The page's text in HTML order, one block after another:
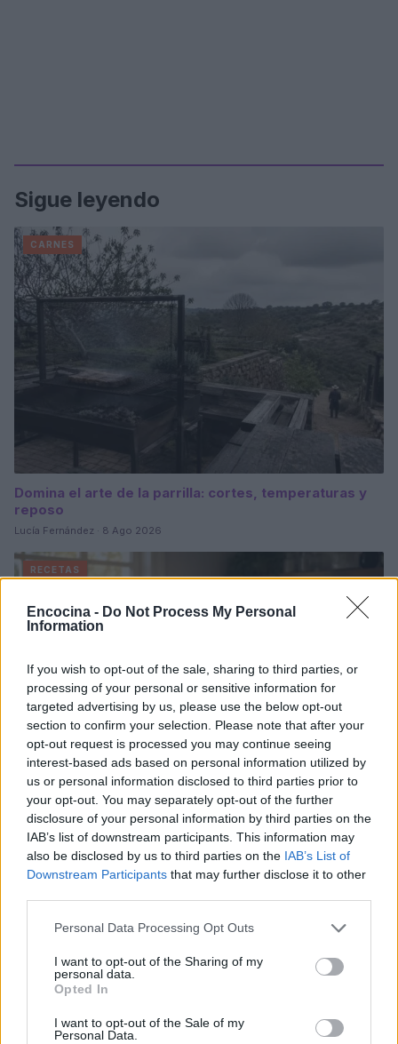
Encocina - Do Not Process My Personal
Information
If you wish to opt-out of the sale, sharing to third parties, or
processing of your personal or sensitive information for
targeted advertising by us, please use the below opt-out
section to confirm your selection. Please note that after your
opt-out request is processed you may continue seeing
interest-based ads based on personal information utilized by
us or personal information disclosed to third parties prior to
your opt-out. You may separately opt-out of the further
disclosure of your personal information by third parties on the
IAB’s list of downstream participants. This information may
also be disclosed by us to third parties on the IAB’s List of
Downstream Participants that may further disclose it to other
Please note that this website/app uses one or more Google
not limited to your visit or usage behaviour. You may click to
grant or deny consent to Google and its third-party tags to
use your data for below specified purposes in below Google
consent section.
Personal Data Processing Opt Outs
I want to opt-out of the Sharing of my
personal data.
Opted In
I want to opt-out of the Sale of my
Personal Data.
Sigue leyendo
CARNES
Domina el arte de la parrilla: cortes, temperaturas y
reposo
Lucía Fernández · 8 Ago 2026
RECETAS
Plan de comidas semanal con recetas rápidas y
económicas
Diego Romero · 5 Ago 2026